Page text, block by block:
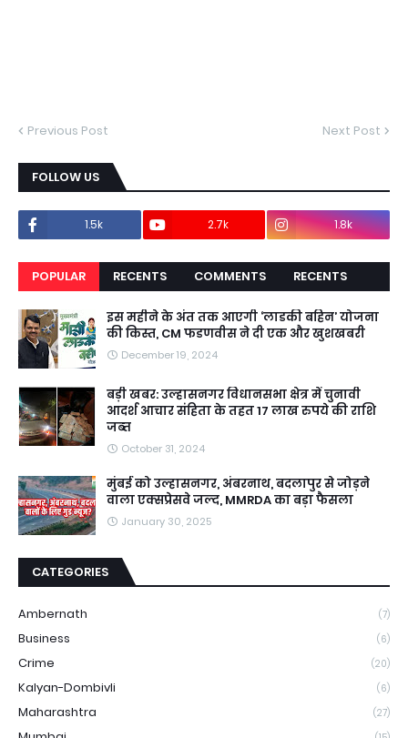
Previous Post Next Post
FOLLOW US
1.5k 2.7k 1.8k
POPULAR RECENTS COMMENTS RECENTS
इस महीने के अंत तक आएगी ‘लाडकी बहिन’ योजना
की किस्त, CM फडणवीस ने दी एक और खुशखबरी
December 19, 2024
बड़ी खबर: उल्हासनगर विधानसभा क्षेत्र में चुनावी
आदर्श आचार संहिता के तहत 17 लाख रुपये की राशि
जब्त
October 31, 2024
मुंबई को उल्हासनगर, अंबरनाथ, बदलापुर से जोड़ने
वाला एक्सप्रेसवे जल्द, MMRDA का बड़ा फैसला
January 30, 2025
CATEGORIES
Ambernath (7)
Business (6)
Crime (20)
Kalyan-Dombivli (6)
Maharashtra (27)